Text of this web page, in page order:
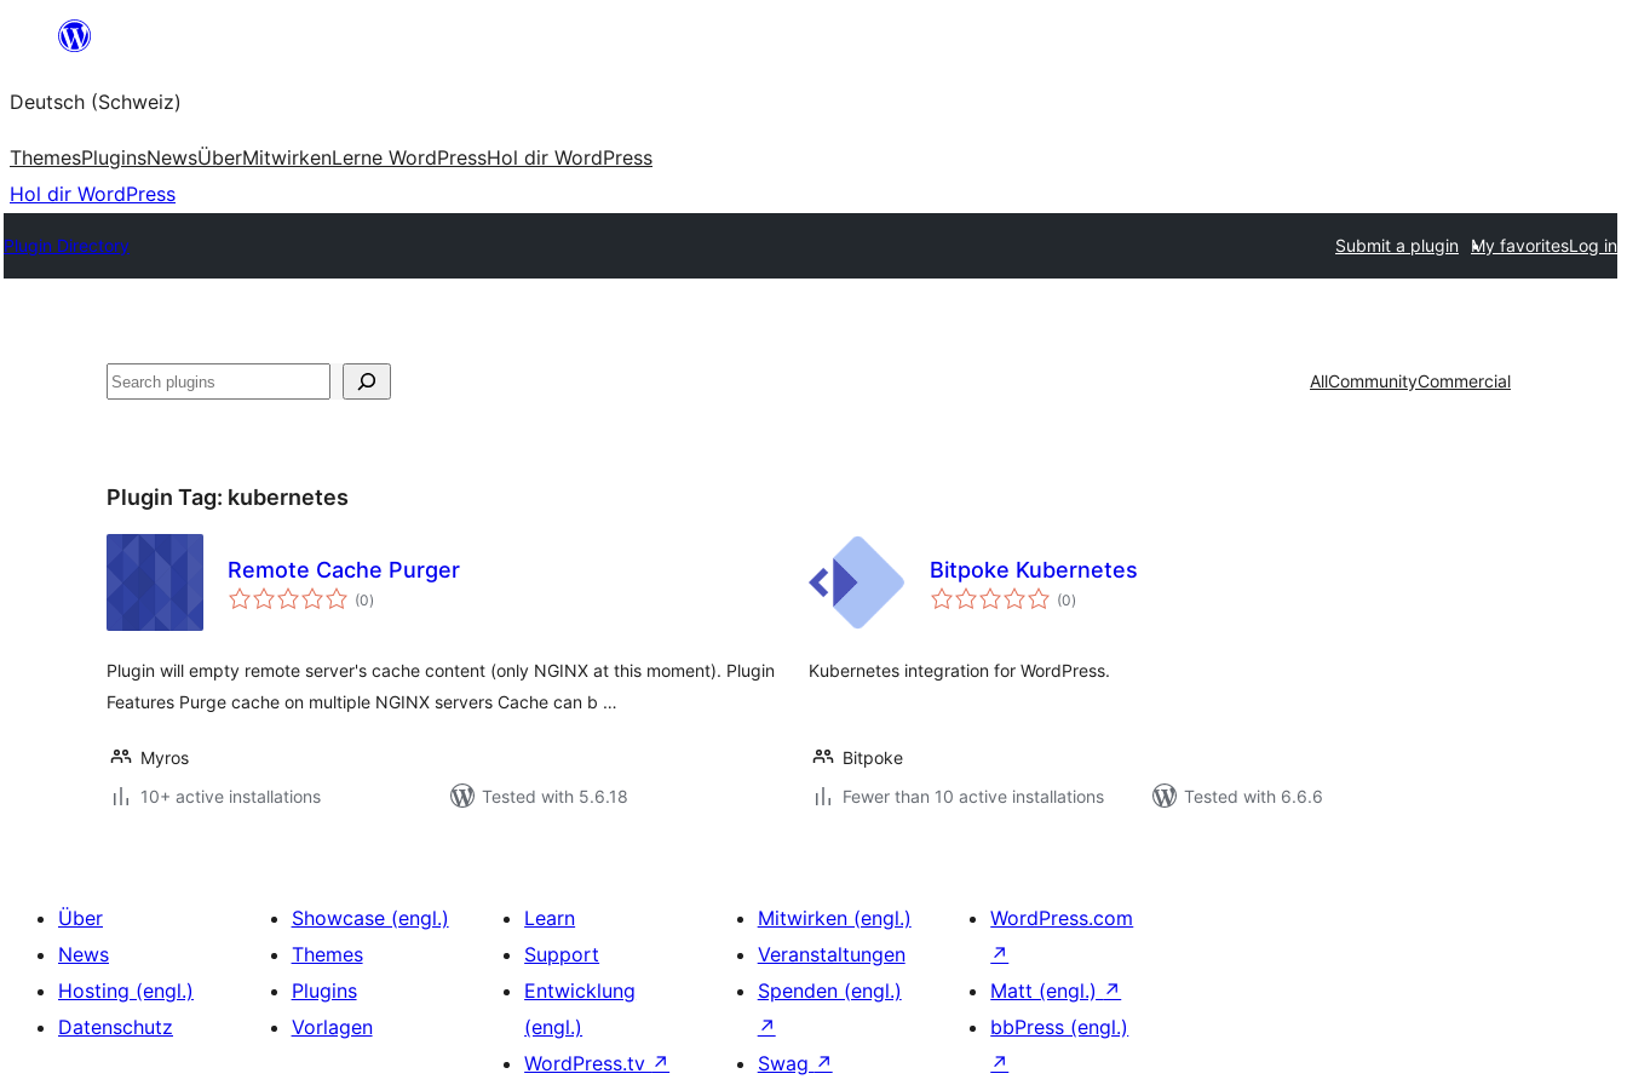
springen
Deutsch (Schweiz)
ThemesPluginsNewsÜberMitwirkenLerne WordPressHol dir WordPress
Hol dir WordPress
Plugin Directory Submit a plugin My favoritesLog in
Suchen AllCommunityCommercial
Plugin Tag: kubernetes
Remote Cache Purger
(0total
ratings
)
Plugin will empty remote server's cache content (only NGINX at this moment). Plugin
Features Purge cache on multiple NGINX servers Cache can b …
Myros
10+ active installations
Tested with 5.6.18
Bitpoke Kubernetes
(0total
ratings
)
Kubernetes integration for WordPress.
Bitpoke
Fewer than 10 active installations
Tested with 6.6.6
Über
News
Hosting (engl.)
Datenschutz
Showcase (engl.)
Themes
Plugins
Vorlagen
Learn
Support
Entwicklung
(engl.)
WordPress.tv ↗
Mitwirken (engl.)
Veranstaltungen
Spenden (engl.)
↗
Swag ↗
WordPress.com
↗
Matt (engl.) ↗
bbPress (engl.)
↗